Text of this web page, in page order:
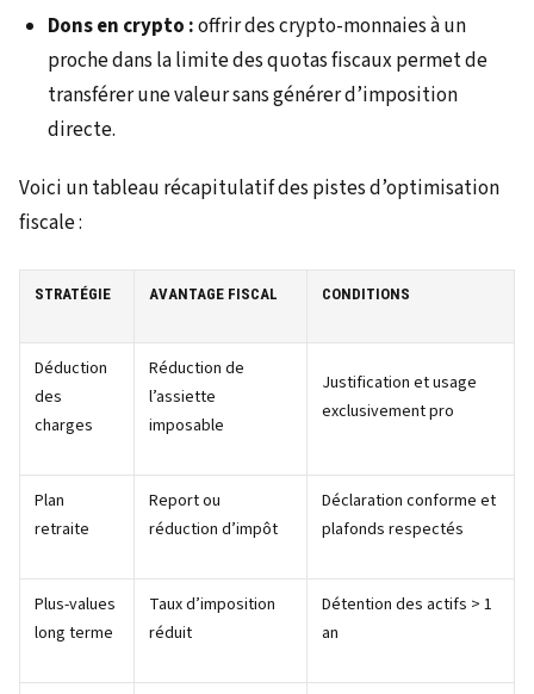
Dons en crypto :offrir des crypto-monnaies à un
proche dans la limite des quotas fiscaux permet de
transférer une valeur sans générer d’imposition
directe.
Voici un tableau récapitulatif des pistes d’optimisation
fiscale :
STRATÉGIE AVANTAGE FISCAL CONDITIONS
Déduction
des
charges
Réduction de
l’assiette
imposable
Justification et usage
exclusivement pro
Plan
retraite
Report ou
réduction d’impôt
Déclaration conforme et
plafonds respectés
Plus-values
long terme
Taux d’imposition
réduit
Détention des actifs > 1
an